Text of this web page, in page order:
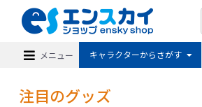
メニュー キャラクターからさがす
注目のグッズ